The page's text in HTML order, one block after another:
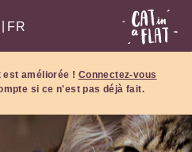
FR
est améliorée ! Connectez-vous
si ce n'est pas déjà fait.